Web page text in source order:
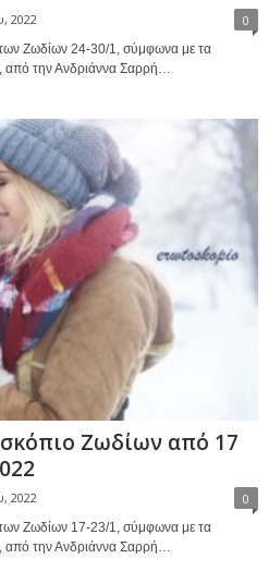
2022 0
Ζωδίων 24-30/1, σύμφωνα με τα
από την Ανδριάννα Σαρρή…
Ζωδίων από 17
2022 0
Ζωδίων 17-23/1, σύμφωνα με τα
από την Ανδριάννα Σαρρή…